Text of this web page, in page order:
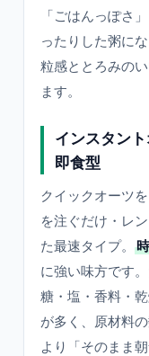
「ごはんっぽさ
ったりした粥に
粒感ととろみの
ます。
インスタン
即食型
クイックオーツ
を注ぐだけ・レ
た最速タイプ。
に強い味方です
糖・塩・香料・
が多く、原材料
より「そのまま